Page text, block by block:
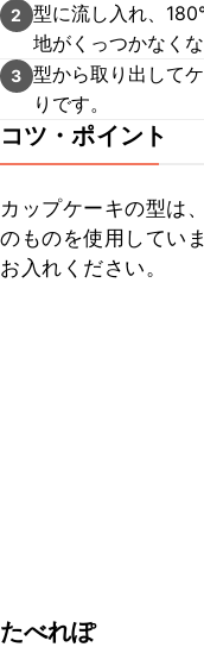
2
型に流し入れ、
地がくっつかなく
3 型から取り出して
りです。
コツ・ポイント
カップケーキの型は
のものを使用してい
お入れください。
たべれぽ